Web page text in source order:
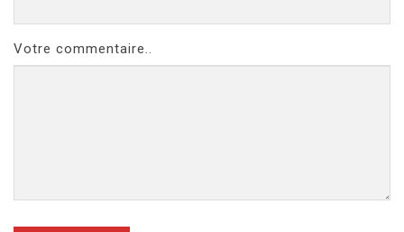
Votre commentaire..